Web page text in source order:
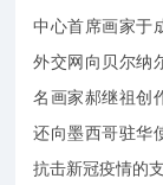
中心首席画家于
外交网向贝尔纳
名画家郝继祖创
还向墨西哥驻华
抗击新冠疫情的支